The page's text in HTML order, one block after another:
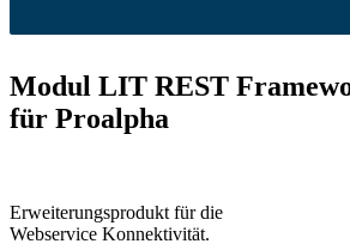
Modul LIT REST
für Proalpha
Erweiterungsprodukt für die
Webservice Konnektivität.